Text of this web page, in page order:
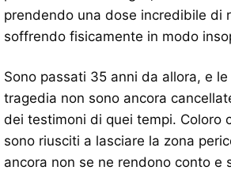
prendendo una dose incredibile di
soffrendo fisicamente in modo
Sono passati 35 anni da allora, e
tragedia non sono ancora
dei testimoni di quei tempi. Coloro
sono riusciti a lasciare la zona
ancora non se ne rendono conto e